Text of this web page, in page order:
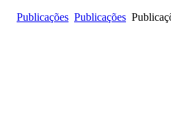
Publicações Publicações